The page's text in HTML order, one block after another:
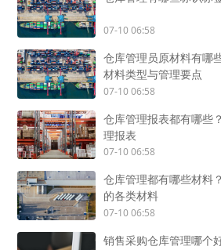
07-10 06:58
仓库管理员原材料有哪
材料类型与管理要点
07-10 06:58
仓库管理报表都有哪些
理报表
07-10 06:58
仓库管理都有哪些材料
的各类材料
07-10 06:58
销售采购仓库管理哪个